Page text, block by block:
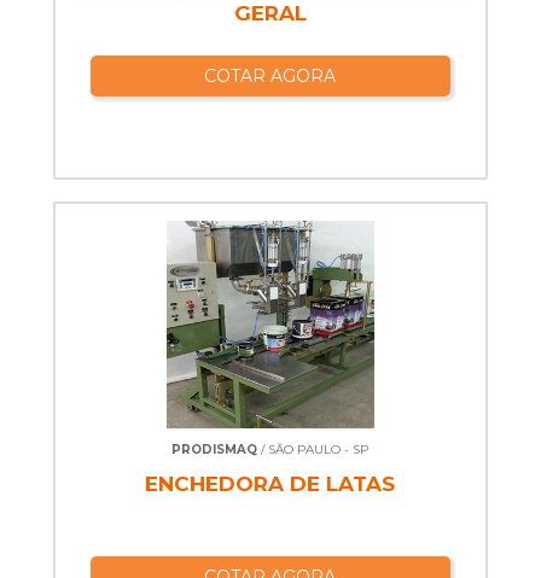
GERAL
COTAR AGORA
PRODISMAQ / SÃO PAULO - SP
ENCHEDORA DE LATAS